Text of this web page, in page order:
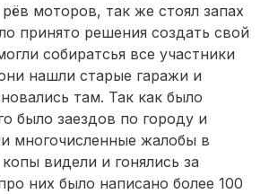
моторов, так же стоял запах
принято решения создать свой
собиратсья все участники
нашли старые гаражи и
там. Так как было
было заездов по городу и
многочисленные жалобы в
видели и гонялись за
них было написано более 100